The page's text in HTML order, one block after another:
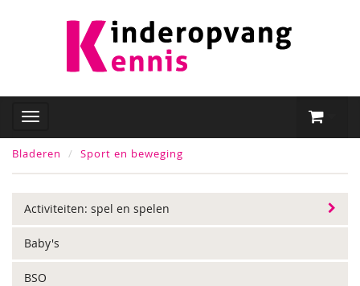
Bladeren Sport en beweging
Activiteiten: spel en spelen
Baby's
BSO